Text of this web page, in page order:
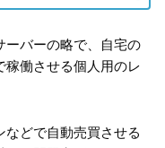
ーバーの略で、自宅の
稼働させる個人用のレ
などで自動売買させる